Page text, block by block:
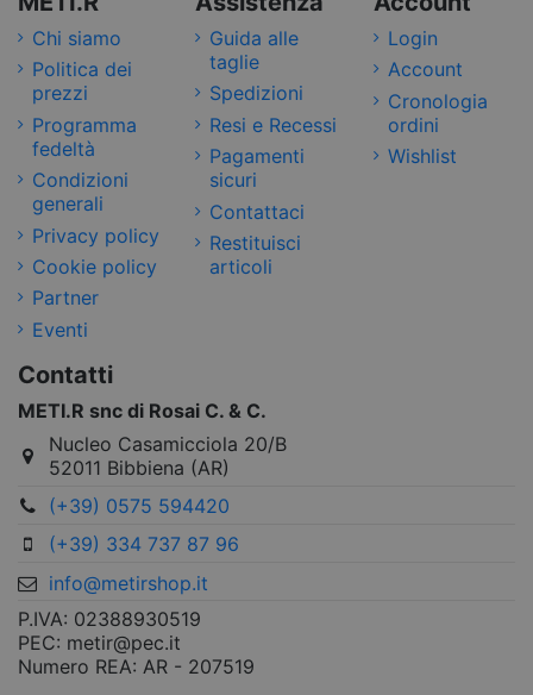
Chi siamo
Politica dei
prezzi
Programma
fedeltà
Condizioni
generali
Privacy policy
Cookie policy
Partner
Eventi
Guida alle
taglie
Spedizioni
Resi e Recessi
Pagamenti
sicuri
Contattaci
Restituisci
articoli
Login
Account
Cronologia
ordini
Wishlist
Contatti
METI.R snc di Rosai C. & C.
Nucleo Casamicciola 20/B
52011 Bibbiena (AR)
(+39) 0575 594420
(+39) 334 737 87 96
info@metirshop.it
P.IVA: 02388930519
PEC: metir@pec.it
Numero REA: AR - 207519